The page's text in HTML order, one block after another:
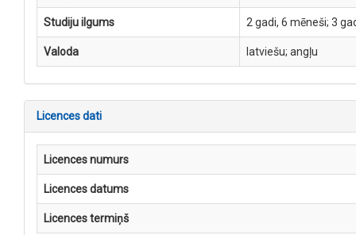
Studiju ilgums 2 gadi, 6 mēneši; 3
Valoda latviešu; angļu
Licences dati
Licences numurs
Licences datums
Licences termiņš